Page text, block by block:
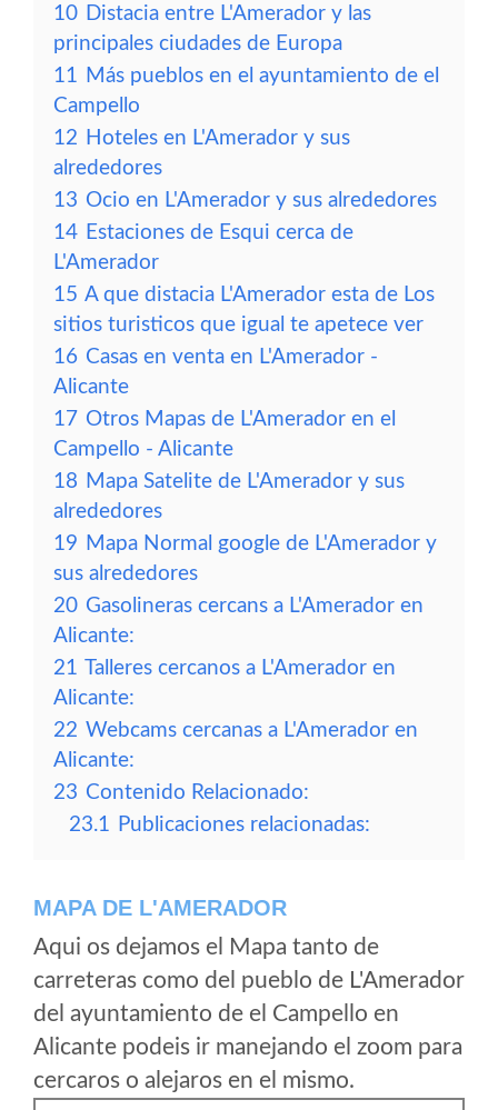
10 Distacia entre L'Amerador y las
principales ciudades de Europa
11 Más pueblos en el ayuntamiento de el
Campello
12 Hoteles en L'Amerador y sus
alrededores
13 Ocio en L'Amerador y sus alrededores
14 Estaciones de Esqui cerca de
L'Amerador
15 A que distacia L'Amerador esta de Los
sitios turisticos que igual te apetece ver
16 Casas en venta en L'Amerador -
Alicante
17 Otros Mapas de L'Amerador en el
Campello - Alicante
18 Mapa Satelite de L'Amerador y sus
alrededores
19 Mapa Normal google de L'Amerador y
sus alrededores
20 Gasolineras cercans a L'Amerador en
Alicante:
21 Talleres cercanos a L'Amerador en
Alicante:
22 Webcams cercanas a L'Amerador en
Alicante:
23 Contenido Relacionado:
23.1 Publicaciones relacionadas:
MAPA DE L'AMERADOR
Aqui os dejamos el Mapa tanto de
carreteras como del pueblo de L'Amerador
del ayuntamiento de el Campello en
Alicante podeis ir manejando el zoom para
cercaros o alejaros en el mismo.